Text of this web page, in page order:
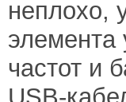
неплохо,
элемента
частот и